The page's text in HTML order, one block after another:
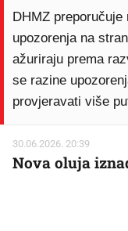
DHMZ
upozorenja na
ažuriraju prema
se razine
provjeravati više
30.06.2026. 20:39
Nova oluja